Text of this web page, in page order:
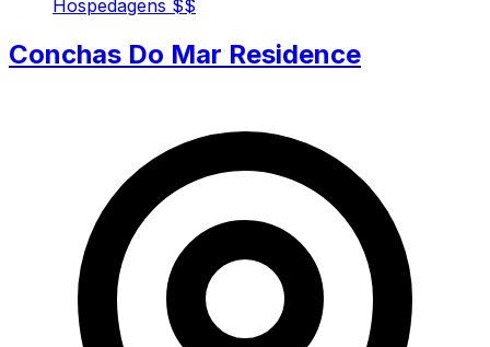
Hospedagens $$
Conchas Do Mar Residence